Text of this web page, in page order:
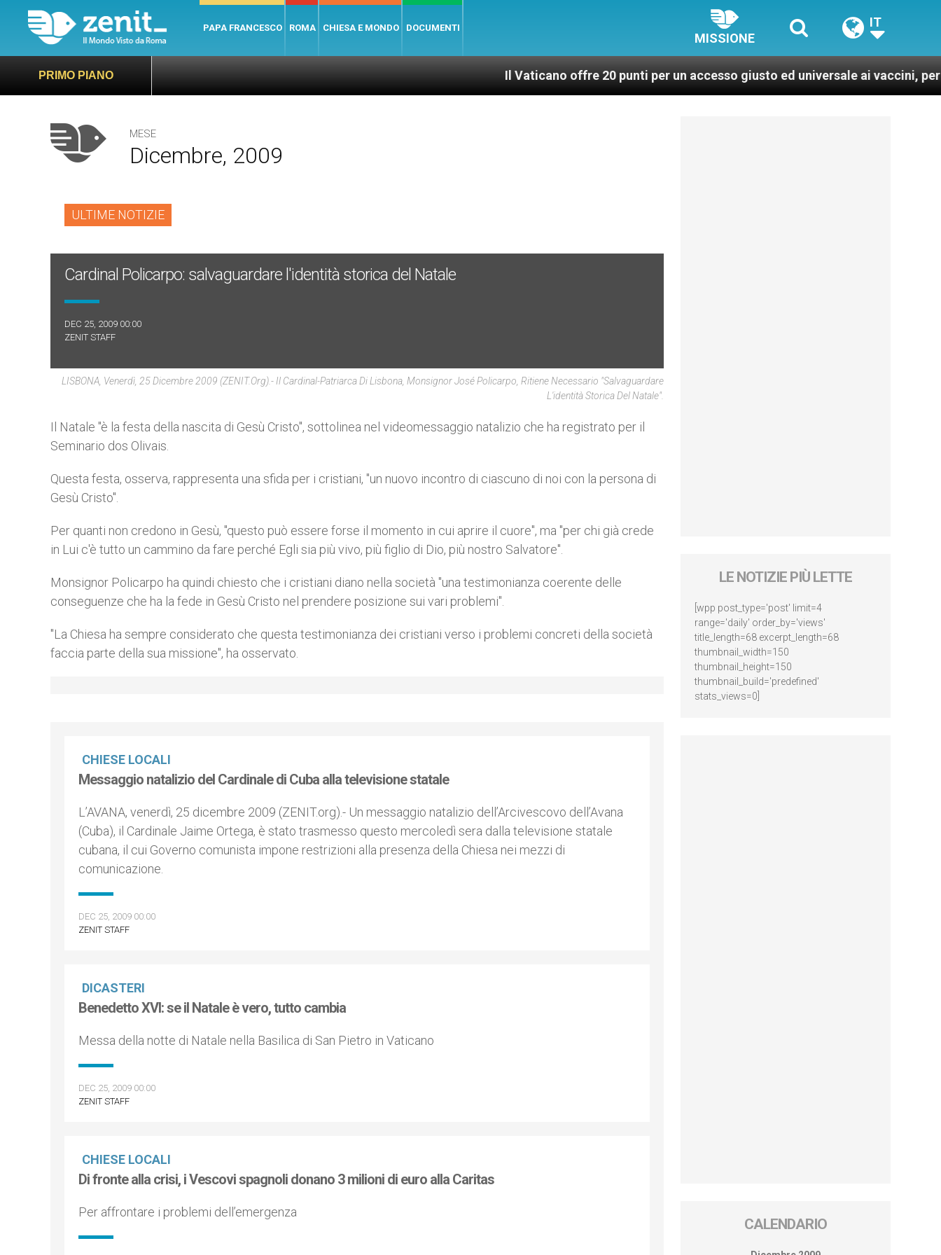
PAPA FRANCESCO ROMA CHIESA E MONDO DOCUMENTI
MISSIONE
IT
PRIMO PIANO Il Vaticano offre 20 punti per un accesso giusto ed universale ai vaccini, per un
MESE
Dicembre, 2009
ULTIME NOTIZIE
Cardinal Policarpo: salvaguardare l'identità storica del Natale
DEC 25, 2009 00:00
ZENIT STAFF
LISBONA, Venerdì, 25 Dicembre 2009 (ZENIT.org).- Il Cardinal-Patriarca Di Lisbona, Monsignor José Policarpo, Ritiene Necessario "salvaguardare
L'identità Storica Del Natale".
Il Natale "è la festa della nascita di Gesù Cristo", sottolinea nel videomessaggio natalizio che ha registrato per il
Seminario dos Olivais.
Questa festa, osserva, rappresenta una sfida per i cristiani, "un nuovo incontro di ciascuno di noi con la persona di
Gesù Cristo".
Per quanti non credono in Gesù, "questo può essere forse il momento in cui aprire il cuore", ma "per chi già crede
in Lui c'è tutto un cammino da fare perché Egli sia più vivo, più figlio di Dio, più nostro Salvatore".
Monsignor Policarpo ha quindi chiesto che i cristiani diano nella società "una testimonianza coerente delle
conseguenze che ha la fede in Gesù Cristo nel prendere posizione sui vari problemi".
"La Chiesa ha sempre considerato che questa testimonianza dei cristiani verso i problemi concreti della società
faccia parte della sua missione", ha osservato.
CHIESE LOCALI
Messaggio natalizio del Cardinale di Cuba alla televisione statale
L’AVANA, venerdì, 25 dicembre 2009 (ZENIT.org).- Un messaggio natalizio dell’Arcivescovo dell’Avana
(Cuba), il Cardinale Jaime Ortega, è stato trasmesso questo mercoledì sera dalla televisione statale
cubana, il cui Governo comunista impone restrizioni alla presenza della Chiesa nei mezzi di
comunicazione.
DEC 25, 2009 00:00
ZENIT STAFF
DICASTERI
Benedetto XVI: se il Natale è vero, tutto cambia
Messa della notte di Natale nella Basilica di San Pietro in Vaticano
DEC 25, 2009 00:00
ZENIT STAFF
CHIESE LOCALI
Di fronte alla crisi, i Vescovi spagnoli donano 3 milioni di euro alla Caritas
Per affrontare i problemi dell’emergenza
LE NOTIZIE PIÙ LETTE
[wpp post_type='post' limit=4
range='daily' order_by='views'
title_length=68 excerpt_length=68
thumbnail_width=150
thumbnail_height=150
thumbnail_build='predefined'
stats_views=0]
CALENDARIO